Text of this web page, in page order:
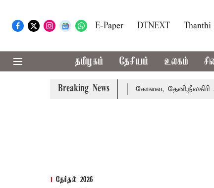
E-Paper DTNEXT
தமிழகம் தேசியம் உலகம்
Breaking News
வாபஸ் பெற்றார் சங்கீதா கோவை, தேனி,நீலகிரி ஆகிய
தேர்தல் 2026